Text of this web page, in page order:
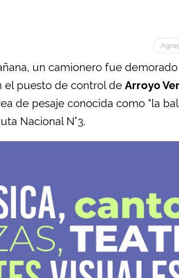
un camionero fue
el puesto de control de Arroyo
de pesaje conocida como "la
Nacional N°3.